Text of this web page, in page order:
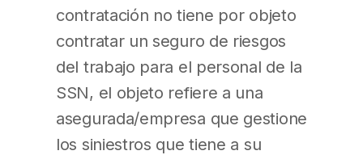
contratación no tiene por objeto
contratar un seguro de riesgos
del trabajo para el personal de la
SSN, el objeto refiere a una
asegurada/empresa que gestione
los siniestros que tiene a su